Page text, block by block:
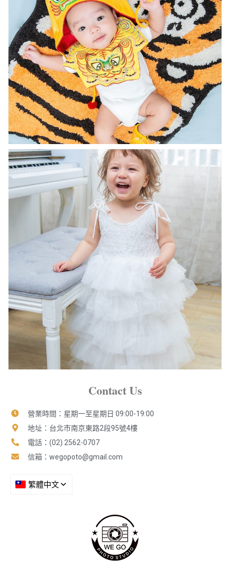
Contact Us
營業時間：星期一至星期日 09:00-19:00
地址：台北市南京東路2段95號4樓
電話：(02) 2562-0707
信箱： wegopoto@gmail.com